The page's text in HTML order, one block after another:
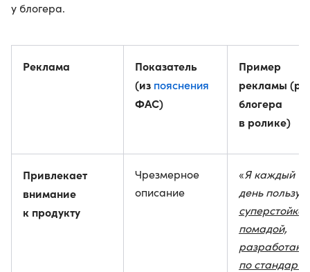
у блогера.
Реклама
Показатель
(из пояснения
ФАС)
Пример
рекламы
блогера
в ролике)
Привлекает
внимание
к продукту
Чрезмерное
описание
«Я каждый
день
суперстойкой
помадой,
по